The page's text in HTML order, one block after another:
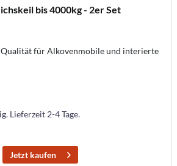
bis 4000kg - 2er Set
Qualität für Alkovenmobile und interierte
Lieferzeit 2-4 Tage.
Jetzt kaufen